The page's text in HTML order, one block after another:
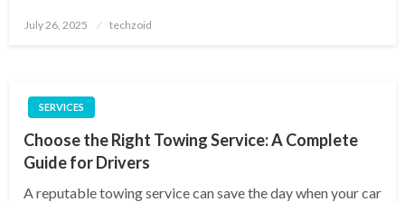
Posted
July 26, 2025 techzoid
SERVICES
Choose the Right Towing Service: A Complete
Guide for Drivers
A reputable towing service can save the day when your car